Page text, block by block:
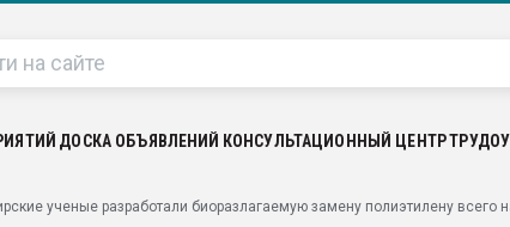
ДОСКА ОБЪЯВЛЕНИЙ КОНСУЛЬТАЦИОННЫЙ ЦЕНТР
ученые разработали биоразлагаемую замену полиэтилену всего